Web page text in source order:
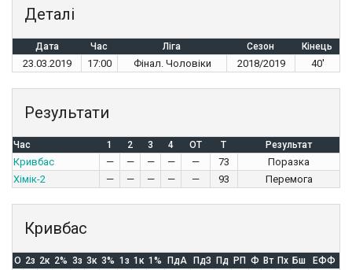
Деталі
Дата Час Ліга Сезон Кінець
23.03.2019 17:00 Фінал. Чоловіки 2018/2019 40'
Результати
Час 1 2 3 4 OT T Результат
Кривбас — — — — — 73
Поразка
Хімік-2
— — — — — 93 Перемога
Кривбас
O 2з 2к 2% 3з 3к 3% 1з 1к 1% ПдА ПдЗ Пд РП Ф Вт Пх Бш ЕФФ